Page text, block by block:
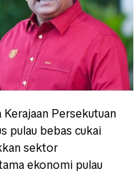
Persekutuan
pulau bebas cukai
sektor
ekonomi pulau